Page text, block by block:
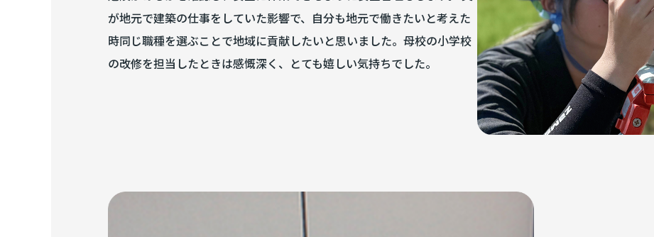
が地元で建築の仕事をしていた影響で、自分も地元で働きたいと考えた
時同じ職種を選ぶことで地域に貢献したいと思いました。母校の小学校
の改修を担当したときは感慨深く、とても嬉しい気持ちでした。